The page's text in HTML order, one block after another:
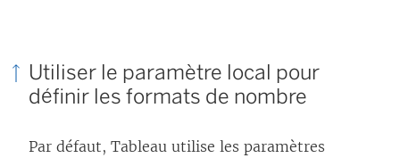
Utiliser le paramètre local pour
définir les formats de nombre
Par défaut, Tableau utilise les paramètres